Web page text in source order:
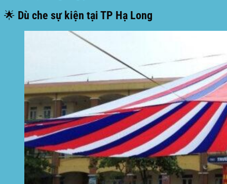
🌟 Dù che sự kiện tại TP Hạ Long